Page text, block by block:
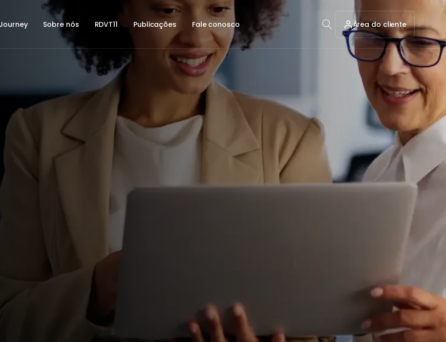
Sobre nós RDVT11 Publicações Fale conosco Área do cliente